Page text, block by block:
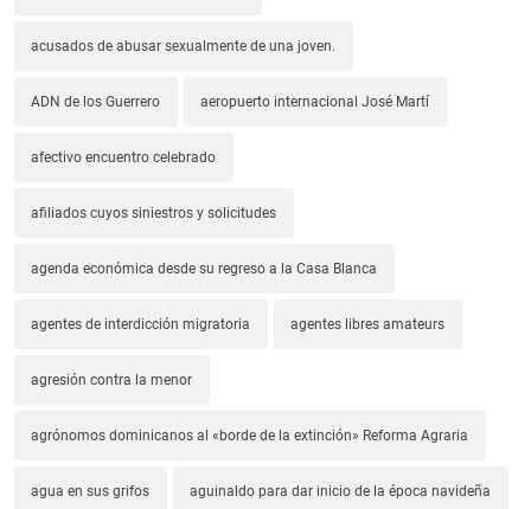
acusados de abusar sexualmente de una joven.
ADN de los Guerrero aeropuerto internacional José Martí
afectivo encuentro celebrado
afiliados cuyos siniestros y solicitudes
agenda económica desde su regreso a la Casa Blanca
agentes de interdicción migratoria agentes libres amateurs
agresión contra la menor
agrónomos dominicanos al «borde de la extinción» Reforma Agraria
agua en sus grifos aguinaldo para dar inicio de la época navideña